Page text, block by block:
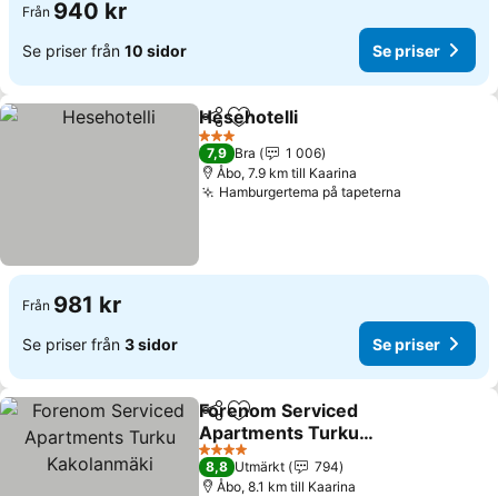
Från 940 kr
Se priser från 10 sidor Se priser
Dela Lägg till i Mina Favoriter
Hesehotelli
3 Stjärnor
7,9 Bra
1 006
Åbo, 7.9 km till Kaarina
Hamburgertema på tapeterna
Från 981 kr
Se priser från 3 sidor Se priser
Dela Lägg till i Mina Favoriter
Forenom Serviced
Apartments Turku
Kakolanmäki
Se priser
4 Stjärnor
8,8 Utmärkt
794
Åbo, 8.1 km till Kaarina